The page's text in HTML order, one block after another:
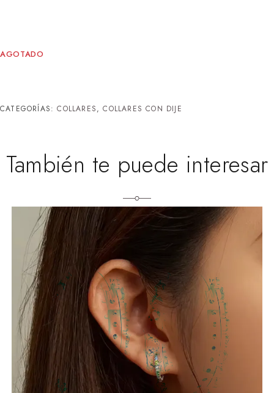
AGOTADO
CATEGORÍAS:COLLARES,COLLARES CON DIJE
También te puede interesar